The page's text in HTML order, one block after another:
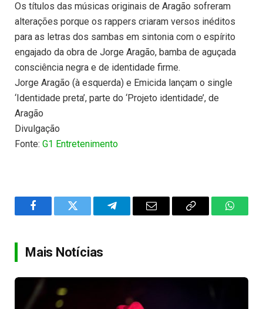
Os títulos das músicas originais de Aragão sofreram
alterações porque os rappers criaram versos inéditos
para as letras dos sambas em sintonia com o espírito
engajado da obra de Jorge Aragão, bamba de aguçada
consciência negra e de identidade firme.
Jorge Aragão (à esquerda) e Emicida lançam o single
‘Identidade preta’, parte do ‘Projeto identidade’, de
Aragão
Divulgação
Fonte: G1 Entretenimento
FacebookTwitter TelegramEmail
Copy
Mais Notícias